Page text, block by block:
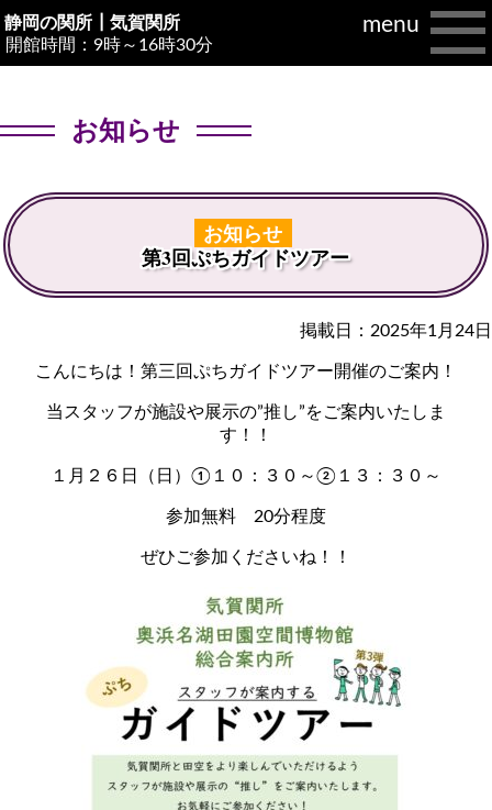
静岡の関所┃気賀関所
開館時間：9時～16時30分
menu
お知らせ
お知らせ
第3回ぷちガイドツアー
掲載日：2025年1月24日
こんにちは！第三回ぷちガイドツアー開催のご案内！
当スタッフが施設や展示の”推し”をご案内いたしま
す！！
１月２６日（日）①１０：３０～②１３：３０～
参加無料 20分程度
ぜひご参加くださいね！！